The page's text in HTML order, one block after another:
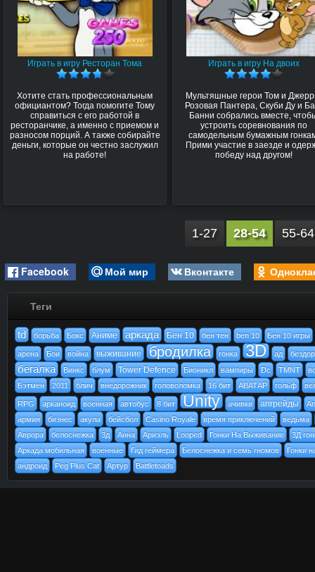
Играть в игру Ресторан Тома
Хотите стать профессиональным
официантом? Тогда помогите Тому
справиться с его работой в
ресторанчике, а именно с приемом и
разносом порций. А также собирайте
деньги, которые он честно заслужил
на работе!
Играть в игру На двоих
Мультяшные герои Том и
Розовая Пантера, Скуби Ду и
Банни собрались вместе,
устроить соревнования по
самодельным бумажным
Прими участие в заезде и
победу над другом!
1-27 28-54 55-64
Facebook Мой мир Вконтакте
Теги
td борьба Бокс Аниме аркада Бен 10 бен тен ben 10 Бен 10 игры
арена Бои война выживание бродилка гонка 3D ад
бегалка Винкс блум Tower Defence Бионикл вампиры Dc TMNT
Бэтмен
2011 блич внедорожник головоломка 16 бит АВАТАР гольф
RPG арканоид военная автобус 8 бит Unity ачивки апгрейды
армия
бизнес акула бейсбол Casino Royale время приключений
ведьма
Аврора
белоснежка 3д Анна Ариэль Looped Гонки На Выживание
3Д
Аркада мобильная
военные Гид геймера Белоснежка и семь гномов
Гонки
андроид
Peg Plus Cat Артур Battletoads